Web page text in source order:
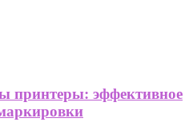
принтеры: эффективное